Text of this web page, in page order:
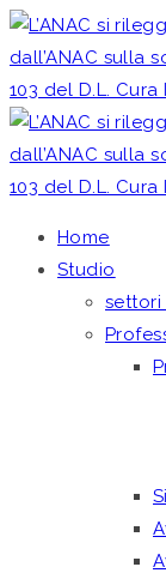
Home
Studio
settori